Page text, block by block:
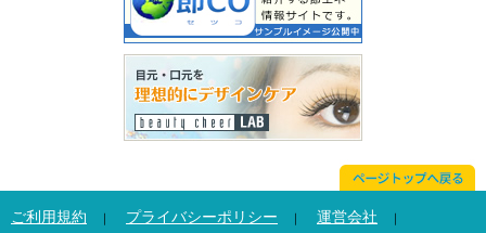
ご利用規約 ｜ プライバシーポリシー ｜ 運営会社 ｜